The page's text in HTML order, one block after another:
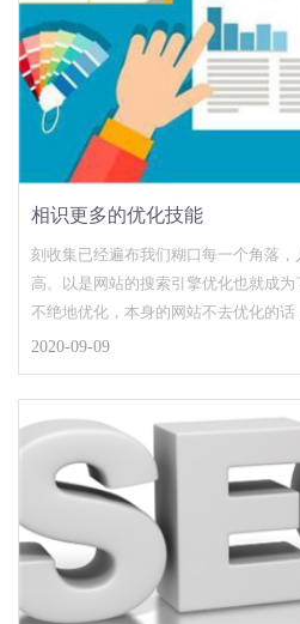
相识更多的优化技能
刻收集已经遍布我们糊口每一个角落
高。以是网站的搜索引擎优化也就成
不绝地优化，本身的网站不去优化的
并且网站搜索引擎优化之...
2020-09-09